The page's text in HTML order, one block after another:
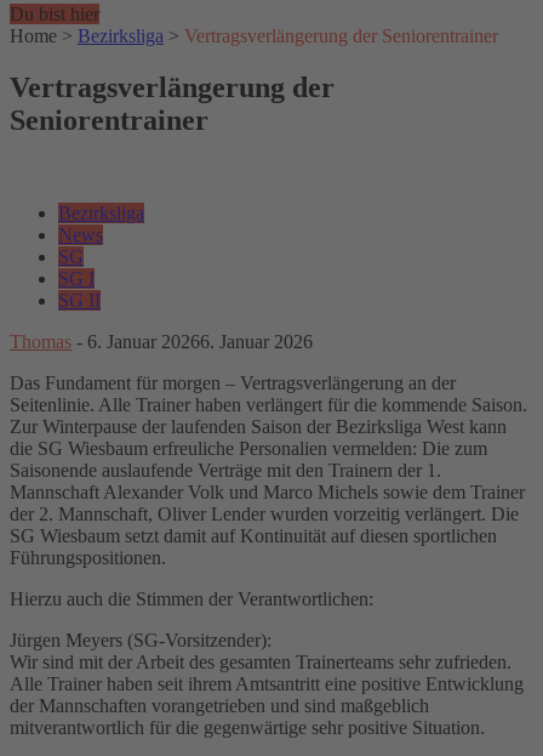
Du bist hier
Home > Bezirksliga > Vertragsverlängerung der Seniorentrainer
Vertragsverlängerung der
Seniorentrainer
Bezirksliga
News
SG
SG I
SG II
Thomas - 6. Januar 20266. Januar 2026
Das Fundament für morgen – Vertragsverlängerung an der
Seitenlinie. Alle Trainer haben verlängert für die kommende Saison.
Zur Winterpause der laufenden Saison der Bezirksliga West kann
die SG Wiesbaum erfreuliche Personalien vermelden: Die zum
Saisonende auslaufende Verträge mit den Trainern der 1.
Mannschaft Alexander Volk und Marco Michels sowie dem Trainer
der 2. Mannschaft, Oliver Lender wurden vorzeitig verlängert. Die
SG Wiesbaum setzt damit auf Kontinuität auf diesen sportlichen
Führungspositionen.
Hierzu auch die Stimmen der Verantwortlichen:
Jürgen Meyers (SG-Vorsitzender):
Wir sind mit der Arbeit des gesamten Trainerteams sehr zufrieden.
Alle Trainer haben seit ihrem Amtsantritt eine positive Entwicklung
der Mannschaften vorangetrieben und sind maßgeblich
mitverantwortlich für die gegenwärtige sehr positive Situation.